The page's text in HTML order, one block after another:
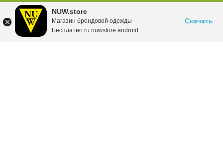
NUW.store
Магазин брендовой одежды
Бесплатно ru.nuwstore.android
Скачать